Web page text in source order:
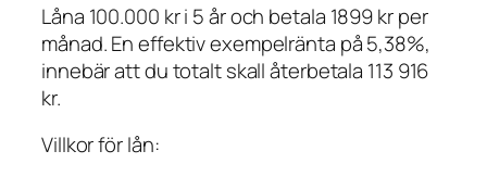
Låna 100.000 kr i 5 år och betala 1899 kr per
månad. En effektiv exempelränta på 5,38%,
innebär att du totalt skall återbetala 113 916
kr.
Villkor för lån: